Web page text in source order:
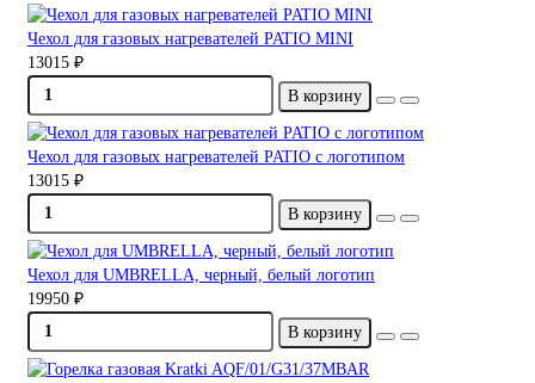
Чехол для газовых нагревателей PATIO MINI
13015 ₽
В корзину
Чехол для газовых нагревателей PATIO с логотипом
13015 ₽
В корзину
Чехол для UMBRELLA, черный, белый логотип
19950 ₽
В корзину